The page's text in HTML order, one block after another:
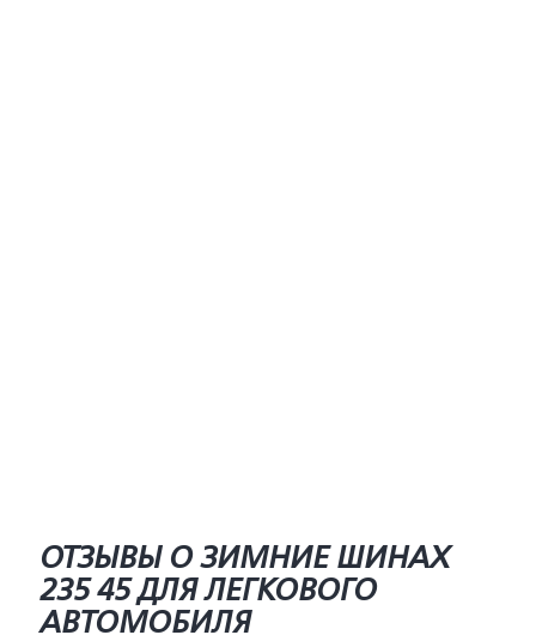
ОТЗЫВЫ О ЗИМНИЕ ШИНАХ
235 45 ДЛЯ ЛЕГКОВОГО
АВТОМОБИЛЯ